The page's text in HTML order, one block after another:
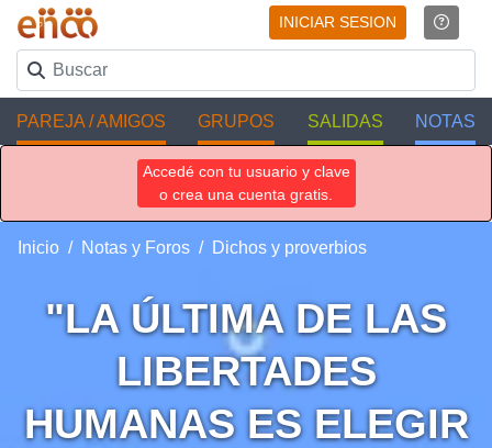
INICIAR SESION
PAREJA / AMIGOS GRUPOS SALIDAS NOTAS
Accedé con tu usuario y clave
o crea una cuenta gratis.
Inicio Notas y Foros Dichos y proverbios
"LA ÚLTIMA DE LAS
LIBERTADES
HUMANAS ES ELEGIR